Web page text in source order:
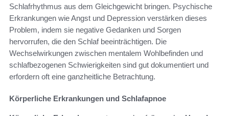
Schlafrhythmus aus dem Gleichgewicht bringen. Psychische
Erkrankungen wie Angst und Depression verstärken dieses
Problem, indem sie negative Gedanken und Sorgen
hervorrufen, die den Schlaf beeinträchtigen. Die
Wechselwirkungen zwischen mentalem Wohlbefinden und
schlafbezogenen Schwierigkeiten sind gut dokumentiert und
erfordern oft eine ganzheitliche Betrachtung.
Körperliche Erkrankungen und Schlafapnoe